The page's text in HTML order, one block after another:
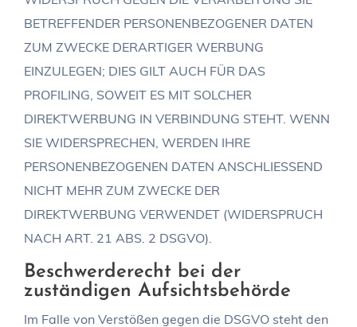
BETREFFENDER PERSONENBEZOGENER DATEN
ZUM ZWECKE DERARTIGER WERBUNG
EINZULEGEN; DIES GILT AUCH FÜR DAS
PROFILING, SOWEIT ES MIT SOLCHER
DIREKTWERBUNG IN VERBINDUNG STEHT. WENN
SIE WIDERSPRECHEN, WERDEN IHRE
PERSONENBEZOGENEN DATEN ANSCHLIESSEND
NICHT MEHR ZUM ZWECKE DER
DIREKTWERBUNG VERWENDET (WIDERSPRUCH
NACH ART. 21 ABS. 2 DSGVO).
Beschwerde­recht bei der
zuständigen Aufsichts­behörde
Im Falle von Verstößen gegen die DSGVO steht den